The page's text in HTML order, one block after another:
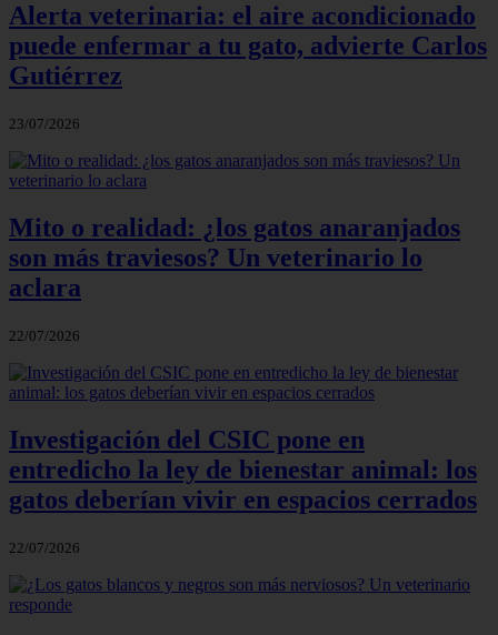
Alerta veterinaria: el aire acondicionado
puede enfermar a tu gato, advierte Carlos
Gutiérrez
23/07/2026
Mito o realidad: ¿los gatos anaranjados
son más traviesos? Un veterinario lo
aclara
22/07/2026
Investigación del CSIC pone en
entredicho la ley de bienestar animal: los
gatos deberían vivir en espacios cerrados
22/07/2026